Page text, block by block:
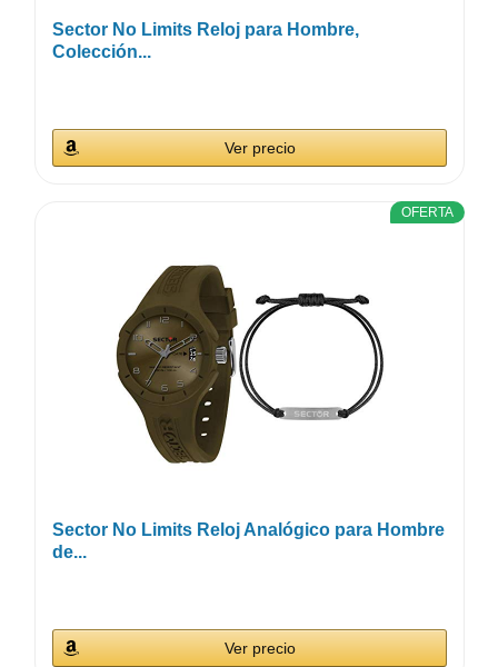
Sector No Limits Reloj para Hombre,
Colección...
Ver precio
OFERTA
Sector No Limits Reloj Analógico para Hombre
de...
Ver precio